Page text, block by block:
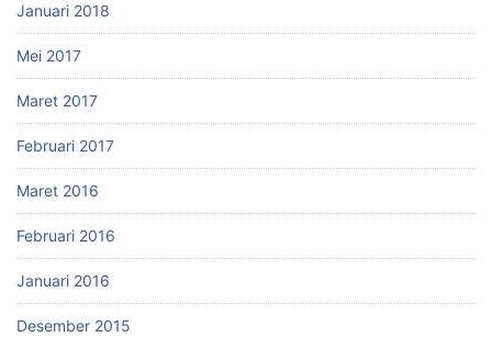
Januari 2018
Mei 2017
Maret 2017
Februari 2017
Maret 2016
Februari 2016
Januari 2016
Desember 2015